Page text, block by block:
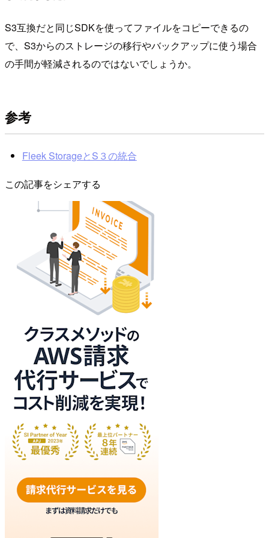
S3互換だと同じSDKを使ってファイルをコピーできるの
で、S3からのストレージの移行やバックアップに使う場合
の手間が軽減されるのではないでしょうか。
参考
Fleek StorageとS３の統合
この記事をシェアする